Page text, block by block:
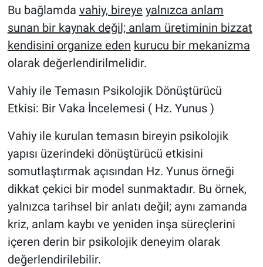
Bu bağlamda vahiy, bireye yalnızca anlam
sunan bir kaynak değil; anlam üretiminin bizzat
kendisini organize eden kurucu bir mekanizma
olarak değerlendirilmelidir.
Vahiy ile Temasın Psikolojik Dönüştürücü
Etkisi: Bir Vaka İncelemesi ( Hz. Yunus )
Vahiy ile kurulan temasın bireyin psikolojik
yapısı üzerindeki dönüştürücü etkisini
somutlaştırmak açısından Hz. Yunus örneği
dikkat çekici bir model sunmaktadır. Bu örnek,
yalnızca tarihsel bir anlatı değil; aynı zamanda
kriz, anlam kaybı ve yeniden inşa süreçlerini
içeren derin bir psikolojik deneyim olarak
değerlendirilebilir.